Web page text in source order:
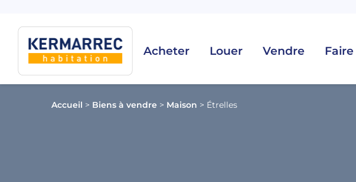
Acheter Louer Vendre
Accueil > Biens à vendre > Maison > Étrelles